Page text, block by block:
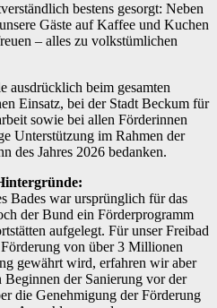
bestens gesorgt: Neben
Gäste auf Kaffee und Kuchen
– alles zu volkstümlichen
ausdrücklich beim gesamten
Einsatz, bei der Stadt Beckum für
sowie bei allen Förderinnen
Unterstützung im Rahmen der
des Jahres 2026 bedanken.
Bades war ursprünglich für das
der Bund ein Förderprogramm
aufgelegt. Für unser Freibad
von über 3 Millionen
gewährt wird, erfahren wir aber
Beginnen der Sanierung vor der
die Genehmigung der Förderung